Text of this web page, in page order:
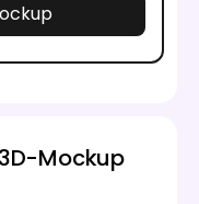
Mockup